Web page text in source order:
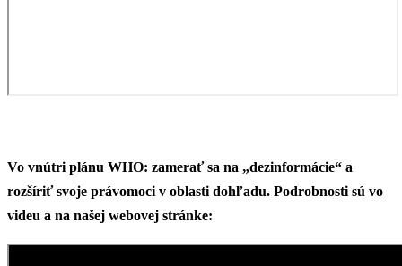
Vo vnútri plánu WHO: zamerať sa na „dezinformácie“ a
rozšíriť svoje právomoci v oblasti dohľadu. Podrobnosti sú vo
videu a na našej webovej stránke: